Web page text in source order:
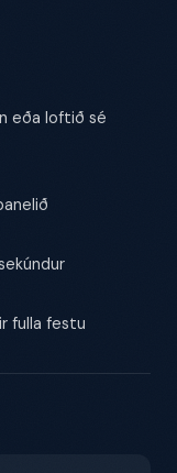
eða loftið sé
fulla festu